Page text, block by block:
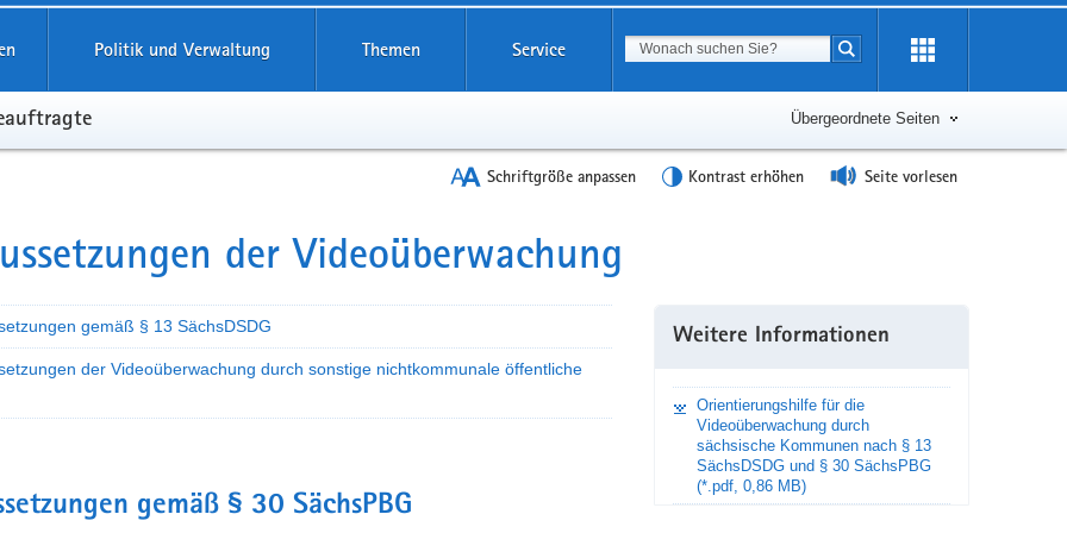
Politik und Verwaltung Themen Service Suchbegriff
Suche starten
Übergeordnete Seiten
Schriftgröße anpassen Kontrast erhöhen Seite vorlesen
der Videoüberwachung
gemäß § 13 SächsDSDG
der Videoüberwachung durch sonstige nichtkommunale öffentliche
gemäß § 30 SächsPBG
Weitere Informationen
Orientierungshilfe für die
Videoüberwachung durch
sächsische Kommunen nach § 13
SächsDSDG und § 30 SächsPBG
(*.pdf, 0,86 MB)